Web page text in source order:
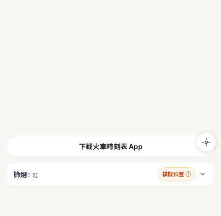
下載火車時刻表 App
篩選0 班 模擬位置 ⓘ